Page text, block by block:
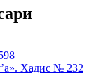
Хадис № 232